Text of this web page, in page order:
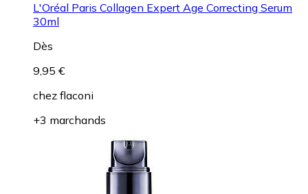
L'Oréal Paris Collagen Expert Age Correcting Serum
30ml
Dès
9,95 €
chez flaconi
+3 marchands